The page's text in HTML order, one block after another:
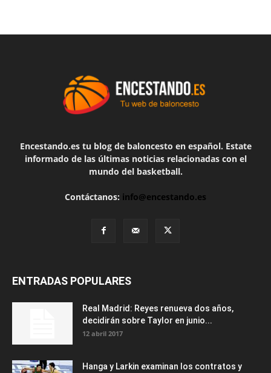
Encestando.es tu blog de baloncesto en español. Estate
informado de las últimas noticias relacionadas con el
mundo del basketball.
Contáctanos: info@encestando.es
ENTRADAS POPULARES
Real Madrid: Reyes renueva dos años,
decidirán sobre Taylor en junio...
12 abril 2017
Hanga y Larkin examinan los contratos y